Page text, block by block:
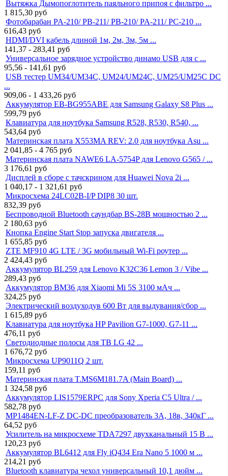
Вытяжка Дымопоглотитель паяльного припоя с фильтро ...
1 815,30 руб
Фотобарабан PA-210/ PB-211/ PB-210/ PA-211/ PC-210 ...
616,43 руб
HDMI/DVI кабель длиной 1м, 2м, 3м, 5м ...
141,37 - 283,41 руб
Универсальное зарядное устройство динамо USB для с ...
95,56 - 141,61 руб
USB тестер UM34/UM34C, UM24/UM24C, UM25/UM25C DC
...
909,06 - 1 433,26 руб
Аккумулятор EB-BG955ABE для Samsung Galaxy S8 Plus ...
599,79 руб
Клавиатура для ноутбука Samsung R528, R530, R540, ...
543,64 руб
Материнская плата X553MA REV: 2.0 для ноутбука Asu ...
2 041,85 - 4 765 руб
Материнская плата NAWE6 LA-5754P для Lenovo G565 / ...
3 176,61 руб
Дисплей в сборе с тачскрином для Huawei Nova 2i ...
1 040,17 - 1 321,61 руб
Микросхема 24LC02B-I/P DIP8 30 шт.
832,39 руб
Беспроводной Bluetooth саундбар BS-28B мощностью 2 ...
2 180,63 руб
Кнопка Engine Start Stop запуска двигателя ...
1 655,85 руб
ZTE MF910 4G LTE / 3G мобильный Wi-Fi роутер ...
2 424,43 руб
Аккумулятор BL259 для Lenovo K32C36 Lemon 3 / Vibe ...
289,43 руб
Аккумулятор BM36 для Xiaomi Mi 5S 3100 мАч ...
324,25 руб
Электрический воздуходув 600 Вт для выдувания/сбор ...
1 615,89 руб
Клавиатура для ноутбука HP Pavilion G7-1000, G7-11 ...
476,11 руб
Светодиодные полосы для ТВ LG 42 ...
1 676,72 руб
Микросхема UP9011Q 2 шт.
159,11 руб
Материнская плата T.MS6M181.7A (Main Board) ...
1 324,58 руб
Аккумулятор LIS1579ERPC для Sony Xperia C5 Ultra / ...
582,78 руб
MP1484EN-LF-Z DC-DC преобразователь 3A, 18в, 340кГ ...
64,52 руб
Усилитель на микросхеме TDA7297 двухканальный 15 В ...
120,23 руб
Аккумулятор BL6412 для Fly iQ434 Era Nano 5 1000 м ...
214,21 руб
Bluetooth клавиатура чехол универсальный 10,1 дюйм ...